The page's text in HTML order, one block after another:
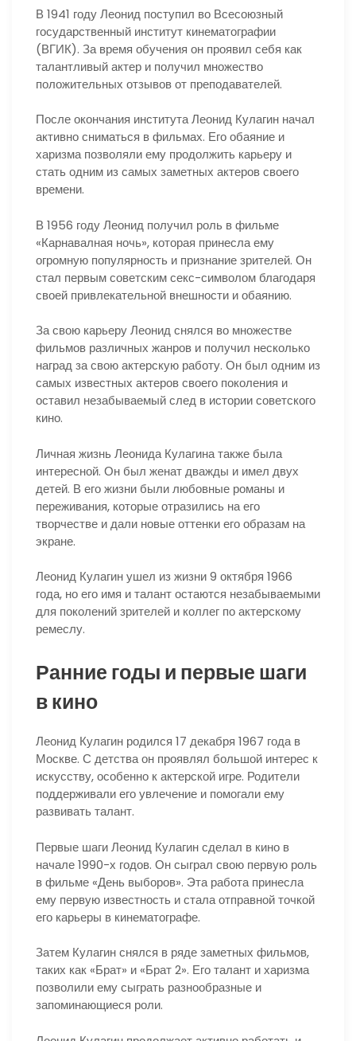
В 1941 году Леонид поступил во Всесоюзный
государственный институт кинематографии
(ВГИК). За время обучения он проявил себя как
талантливый актер и получил множество
положительных отзывов от преподавателей.
После окончания института Леонид Кулагин начал
активно сниматься в фильмах. Его обаяние и
харизма позволяли ему продолжить карьеру и
стать одним из самых заметных актеров своего
времени.
В 1956 году Леонид получил роль в фильме
«Карнавалная ночь», которая принесла ему
огромную популярность и признание зрителей. Он
стал первым советским секс-символом благодаря
своей привлекательной внешности и обаянию.
За свою карьеру Леонид снялся во множестве
фильмов различных жанров и получил несколько
наград за свою актерскую работу. Он был одним из
самых известных актеров своего поколения и
оставил незабываемый след в истории советского
кино.
Личная жизнь Леонида Кулагина также была
интересной. Он был женат дважды и имел двух
детей. В его жизни были любовные романы и
переживания, которые отразились на его
творчестве и дали новые оттенки его образам на
экране.
Леонид Кулагин ушел из жизни 9 октября 1966
года, но его имя и талант остаются незабываемыми
для поколений зрителей и коллег по актерскому
ремеслу.
Ранние годы и первые шаги
в кино
Леонид Кулагин родился 17 декабря 1967 года в
Москве. С детства он проявлял большой интерес к
искусству, особенно к актерской игре. Родители
поддерживали его увлечение и помогали ему
развивать талант.
Первые шаги Леонид Кулагин сделал в кино в
начале 1990-х годов. Он сыграл свою первую роль
в фильме «День выборов». Эта работа принесла
ему первую известность и стала отправной точкой
его карьеры в кинематографе.
Затем Кулагин снялся в ряде заметных фильмов,
таких как «Брат» и «Брат 2». Его талант и харизма
позволили ему сыграть разнообразные и
запоминающиеся роли.